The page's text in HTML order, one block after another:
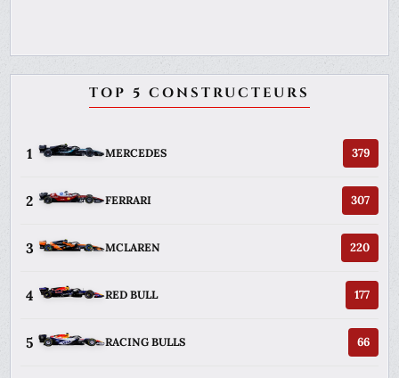
TOP 5 CONSTRUCTEURS
1 MERCEDES 379
2 FERRARI 307
3 MCLAREN 220
4 RED BULL 177
5 RACING BULLS 66